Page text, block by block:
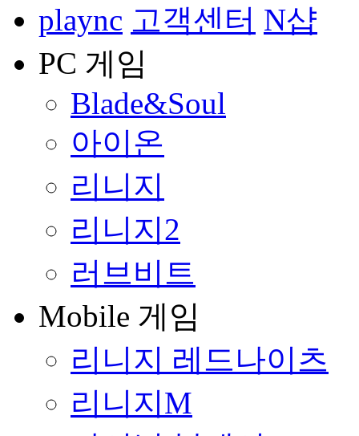
plaync 고객센터 N샵
PC 게임
Blade&Soul
아이온
리니지
리니지2
러브비트
Mobile 게임
리니지 레드나이츠
리니지M